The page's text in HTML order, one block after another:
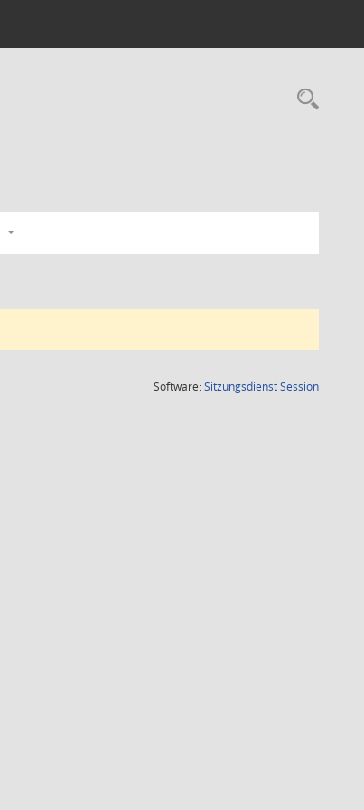
Software:SitzungsdienstSession(Wird in